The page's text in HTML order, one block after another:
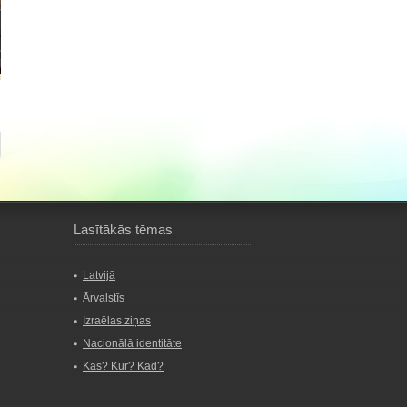
Lasītākās tēmas
Latvijā
Ārvalstīs
Izraēlas ziņas
Nacionālā identitāte
Kas? Kur? Kad?